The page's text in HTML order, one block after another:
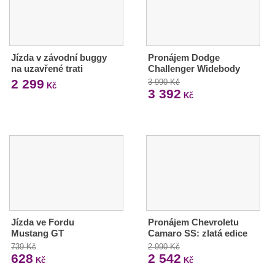
Jízda v závodní buggy
na uzavřené trati
2 299 Kč
Pronájem Dodge
Challenger Widebody
3 990 Kč
3 392 Kč
Jízda ve Fordu
Mustang GT
739 Kč
628 Kč
Pronájem Chevroletu
Camaro SS: zlatá edice
2 990 Kč
2 542 Kč